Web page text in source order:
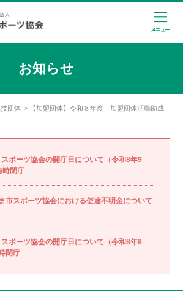
お知らせ
団体 >
【加盟団体】令和８年度 加盟団体活動助成
スポーツ協会の開庁日について（令和8年9
時閉庁
市スポーツ協会における使途不明金について
スポーツ協会の開庁日について（令和8年8
閉庁